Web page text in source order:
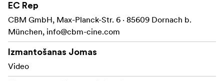
Small and compact.
Easy to apply in any situation.
Available in four sizes
EC Rep
CBM GmbH, Max-Planck-Str. 6 · 85609 Dornach b.
München, info@cbm-cine.com
Izmantošanas Jomas
Video